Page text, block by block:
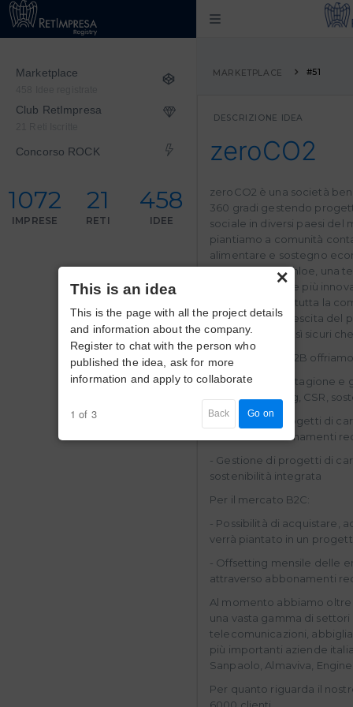
Marketplace
Club RetImpresa
Concorso ROCK
1072
IMPRESE
21
RETI
458
IDEE
MARKETPLACE #51
DESCRIZIONE IDEA
zeroCO2
zeroCO2 è una società
360 gradi gestendo
sociale in diversi paesi del
piantiamo a comunità
alimentare e sostegno
internamente Chloe, una
trasparenza tra le più
che permette a tutta la
monitorare la crescita del
GPS essendo così sicuri
Per il mercato B2B
- Servizio di piantagione e
green marketing, CSR,
- Gestione di progetti di
attraverso abbonamenti
- Gestione di progetti di
sostenibilità integrata
Per il mercato B2C:
- Possibilità di acquistare,
verrà piantato in un
- Offsetting mensile delle
attraverso abbonamenti
Al momento abbiamo oltre
una vasta gamma di
telecomunicazioni,
più importanti aziende
Sanpaolo, Almaviva,
Per quanto riguarda il
×
This is an idea
This is the page with all the project details
and information about the company.
Register to chat with the person who
published the idea, ask for more
information and apply to collaborate
1 of 3 Back Go on